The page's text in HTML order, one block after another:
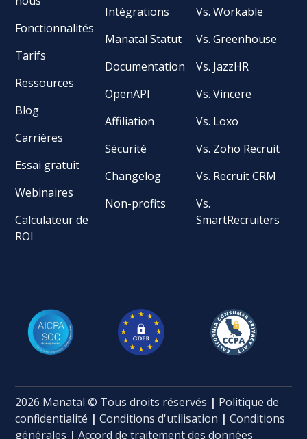
Fonctionnalités
Tarifs
Ressources
Blog
Carrières
Essai gratuit
Webinaires
Calculateur de
ROI
Intégrations
Manatal Statut
Documentation
OpenAPI
Affiliation
Sécurité
Changelog
Non-profits
Vs. Workable
Vs. Greenhouse
Vs. JazzHR
Vs. Vincere
Vs. Loxo
Vs. Zoho Recruit
Vs. Recruit CRM
Vs.
SmartRecruiters
2026 Manatal © Tous droits réservés | Politique de
confidentialité |Conditions d'utilisation | Conditions
générales | Accord de traitement des données